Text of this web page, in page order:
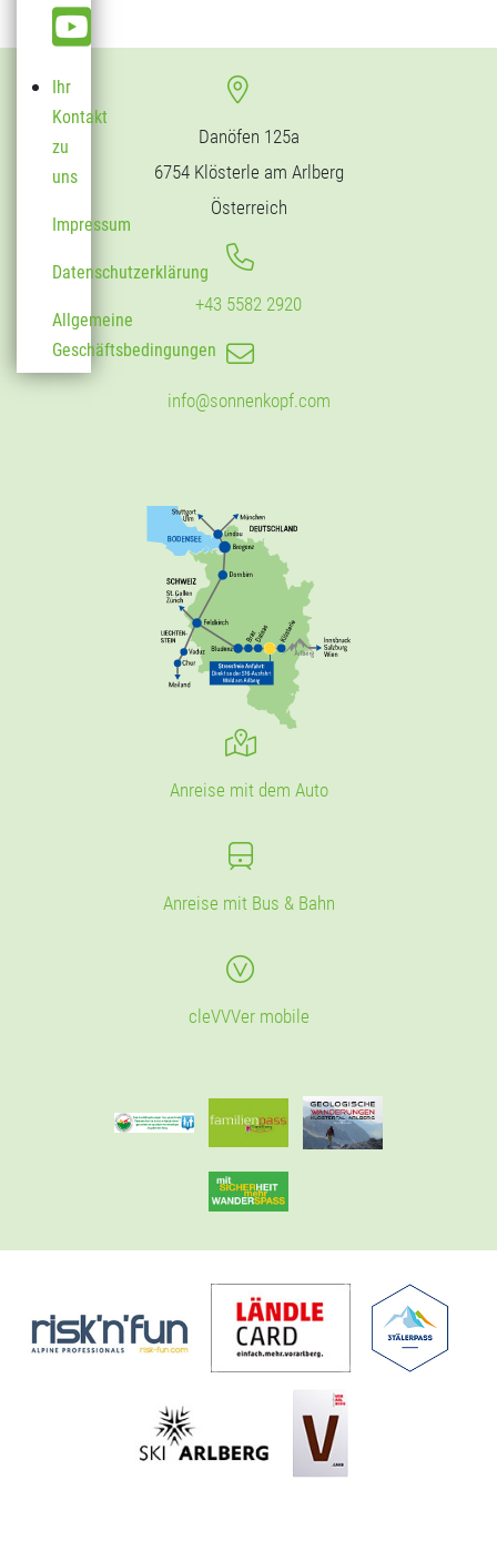
Ihr
Kontakt
zu
uns
Impressum
Datenschutzerklärung
Allgemeine
Geschäftsbedingungen
Danöfen 125a
6754 Klösterle am Arlberg
Österreich
+43 5582 2920
info@sonnenkopf.com
Anreise mit dem Auto
Anreise mit Bus & Bahn
cleVVVer mobile